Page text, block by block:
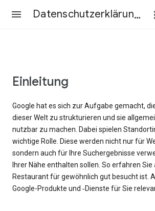
Datenschutzerklärung & Nutzungsbedingungen
Einleitung
Google hat es sich zur Aufgabe gemacht,
dieser Welt zu strukturieren und sie
nutzbar zu machen. Dabei spielen
wichtige Rolle. Diese werden nicht nur für
sondern auch für Ihre Suchergebnisse
Ihrer Nähe enthalten sollen. So erfahren Sie
Restaurant für gewöhnlich gut besucht ist.
Google-Produkte und ‑Dienste für Sie